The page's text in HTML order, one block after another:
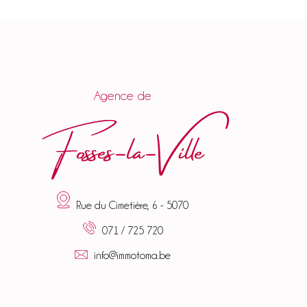
Agence de
Fosses-la-Ville
Rue du Cimetière, 6 - 5070
071 / 725 720
info@immotoma.be